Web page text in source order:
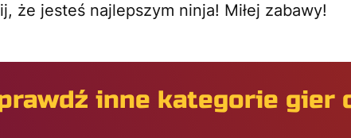
że jesteś najlepszym ninja! Miłej zabawy!
inne kategorie gier